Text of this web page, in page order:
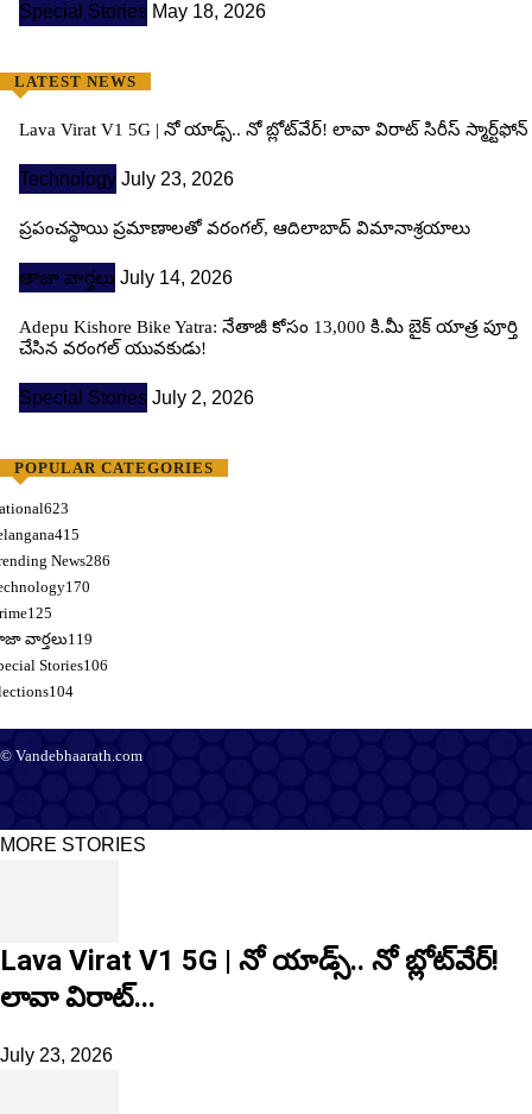
Special Stories May 18, 2026
LATEST NEWS
Lava Virat V1 5G | నో యాడ్స్.. నో బ్లోట్‌వేర్! లావా విరాట్ సిరీస్ స్మార్ట్‌ఫోన్​
Technology July 23, 2026
ప్రపంచస్థాయి ప్రమాణాలతో వరంగల్, ఆదిలాబాద్ విమానాశ్రయాలు
తాజా వార్తలు July 14, 2026
Adepu Kishore Bike Yatra: నేతాజీ కోసం 13,000 కి.మీ బైక్ యాత్ర పూర్తి
చేసిన వరంగల్ యువకుడు!
Special Stories July 2, 2026
POPULAR CATEGORIES
623
415
News286
170
125
వార్తలు119
Stories106
104
© Vandebhaarath.com
MORE STORIES
Lava Virat V1 5G | నో యాడ్స్.. నో బ్లోట్‌వేర్!
లావా విరాట్...
July 23, 2026